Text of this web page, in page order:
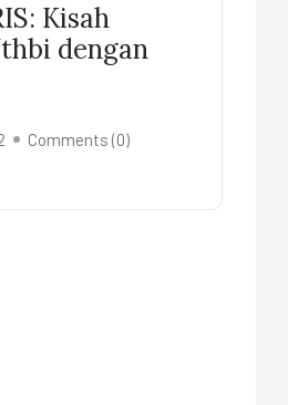
Kisah
dengan
Comments (0)